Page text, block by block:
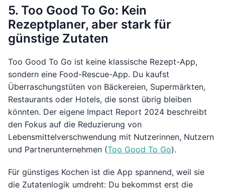
5. Too Good To Go: Kein
Rezeptplaner, aber stark für
günstige Zutaten
Too Good To Go ist keine klassische Rezept-App,
sondern eine Food-Rescue-App. Du kaufst
Überraschungstüten von Bäckereien, Supermärkten,
Restaurants oder Hotels, die sonst übrig bleiben
könnten. Der eigene Impact Report 2024 beschreibt
den Fokus auf die Reduzierung von
Lebensmittelverschwendung mit Nutzerinnen, Nutzern
und Partnerunternehmen (Too Good To Go).
Für günstiges Kochen ist die App spannend, weil sie
die Zutatenlogik umdreht: Du bekommst erst die